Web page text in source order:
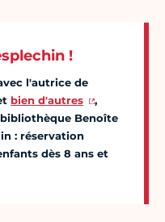
!
l'autrice de
bien d'autres
,
Benoîte
: réservation
dès 8 ans et